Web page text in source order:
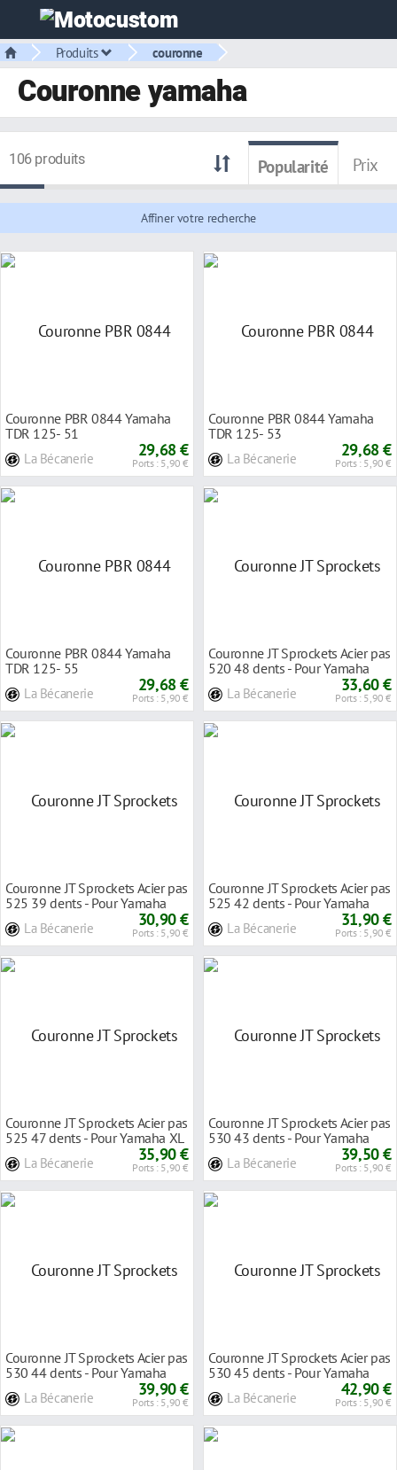
Produits couronne
Couronne yamaha
106 produits Popularité Prix
Affiner votre recherche
Couronne PBR 0844 Yamaha
TDR 125- 51
La Bécanerie 29,68 €
Ports : 5,90 €
Couronne PBR 0844 Yamaha
TDR 125- 53
La Bécanerie 29,68 €
Ports : 5,90 €
Couronne PBR 0844 Yamaha
TDR 125- 55
La Bécanerie 29,68 €
Ports : 5,90 €
Couronne JT Sprockets Acier pas
520 48 dents - Pour Yamaha
La Bécanerie 33,60 €
Ports : 5,90 €
Couronne JT Sprockets Acier pas
525 39 dents - Pour Yamaha
La Bécanerie 30,90 €
Ports : 5,90 €
Couronne JT Sprockets Acier pas
525 42 dents - Pour Yamaha
La Bécanerie 31,90 €
Ports : 5,90 €
Couronne JT Sprockets Acier pas
525 47 dents - Pour Yamaha XL
La Bécanerie 35,90 €
Ports : 5,90 €
Couronne JT Sprockets Acier pas
530 43 dents - Pour Yamaha
La Bécanerie 39,50 €
Ports : 5,90 €
Couronne JT Sprockets Acier pas
530 44 dents - Pour Yamaha
La Bécanerie 39,90 €
Ports : 5,90 €
Couronne JT Sprockets Acier pas
530 45 dents - Pour Yamaha
La Bécanerie 42,90 €
Ports : 5,90 €